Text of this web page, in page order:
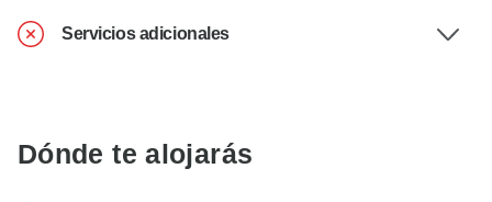
Servicios adicionales
Dónde te alojarás